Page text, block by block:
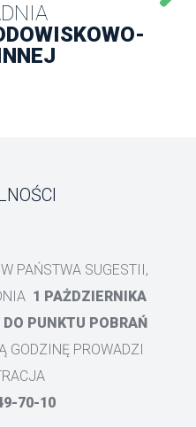
PAŃSTWA SUGESTII,
1 PAŻDZIERNIKA
PUNKTU POBRAŃ
GODZINĘ PROWADZI
70-10